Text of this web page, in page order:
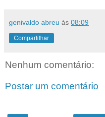
genivaldo abreu às 08:09
Compartilhar
Nenhum comentário:
Postar um comentário